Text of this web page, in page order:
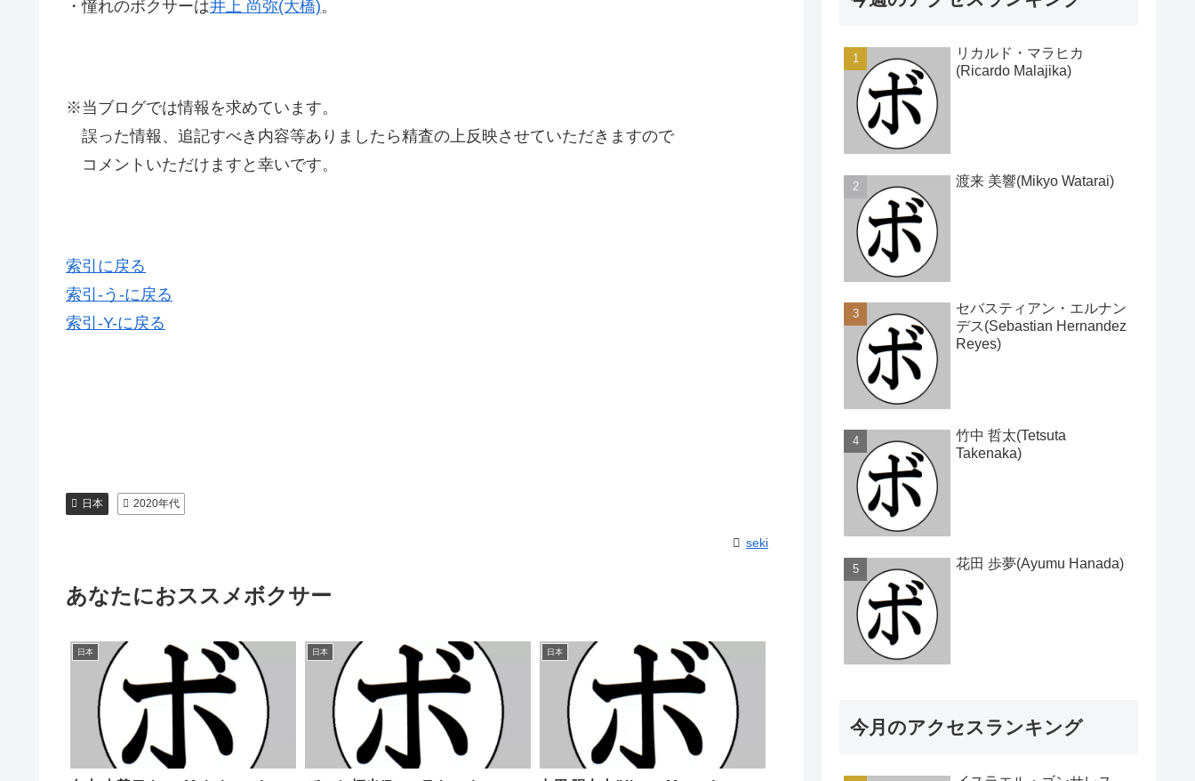
・憧れのボクサーは井上 尚弥(大橋)。
※当ブログでは情報を求めています。
誤った情報、追記すべき内容等ありましたら精査の上反映させていただきますので
コメントいただけますと幸いです。
索引に戻る
索引-う-に戻る
索引-Y-に戻る
日本 2020年代
seki
あなたにおススメボクサー
日本 日本 日本
リカルド・マラヒカ
(Ricardo Malajika)
渡来 美響(Mikyo Watarai)
セバスティアン・エルナン
デス(Sebastian Hernandez
Reyes)
竹中 哲太(Tetsuta
Takenaka)
花田 歩夢(Ayumu Hanada)
今月のアクセスランキング